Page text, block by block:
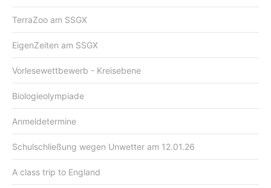
TerraZoo am SSGX
EigenZeiten am SSGX
Vorlesewettbewerb - Kreisebene
Biologieolympiade
Anmeldetermine
Schulschließung wegen Unwetter am 12.01.26
A class trip to England